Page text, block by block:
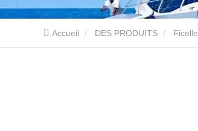
Accueil DES PRODUITS Ficelle